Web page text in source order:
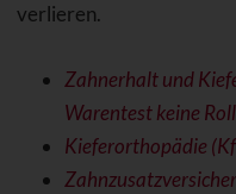
verlieren.
Zahnerhalt und
Warentest keine
Kieferorthopädie